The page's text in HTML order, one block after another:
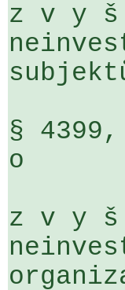
z v y
§
o
z v y